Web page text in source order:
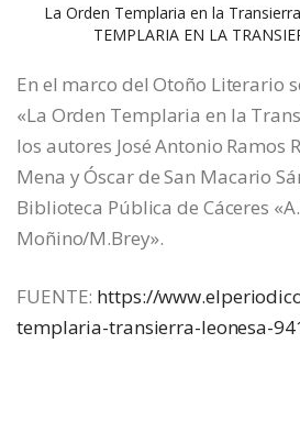
La Orden Templaria en la
TEMPLARIA EN LA
En el marco del Otoño Literario
«La Orden Templaria en la
los autores José Antonio Ramos
Mena y Óscar de San Macario
Biblioteca Pública de Cáceres
Moñino/M.Brey».
FUENTE: https://
templaria-transierra-leonesa-